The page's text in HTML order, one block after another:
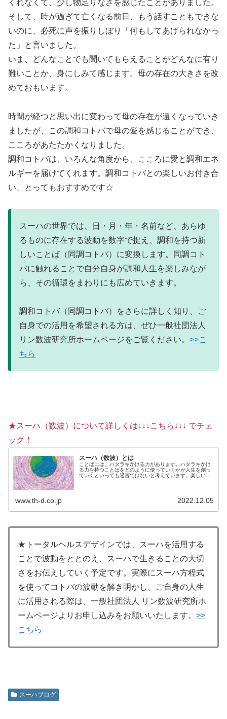
くれなくて、少し物足りなさを感じたことがありました。
そして、時が過ぎて亡くなる前日、もう話すこともできな
いのに、必死に声を振りしぼり「何もしてあげられなかっ
た」と言いました。
いま、どんなことでも聞いてもらえることがどんなに有り
難いことか、身にしみて感じます。母の存在の大きさを改
めておもいます。
時間が経つと思い出に変わって母の存在が遠くなっていき
ましたが、この調和コトバで母の愛を感じることができ、
こころがあたたかくなりました。
調和コトバは、いろんな角度から、こころに愛と調和エネ
ルギーを届けてくれます。調和コトバとの楽しいお付き合
い、とってもおすすめです☆
スーハの世界では、日・月・年・名前など、あらゆ
るものに存在する波動を数字で捉え、調和を持つ新
しいことば（同調コトバ）に変換します。同調コト
バに触れることで自分自身が調和人生を楽しみなが
ら、その循環をまわりにも広めていきます。
調和コトバ（同調コトバ）をさらに詳しく知り、ご
自身での活用を希望される方は、ぜひ一般社団法人
リン数波研究所ホームページをご覧ください。 >>こ
ちら
★スーハ（数波）について詳しくは↓↓↓こちら↓↓↓ でチェ
ック！
スーハ（数波）とは
ことばには、ハタラキかける力があります。ハタラキかけ
る力を持つことばをどのように使っていくかが人生を創っ
ていくといっても過言ではないと考えています。楽しいこ
www.th-d.co.jp 2022.12.05
★トータルヘルスデザインでは、スーハを活用する
ことで波動をととのえ、スーハで生きることの大切
さをお伝えしていく予定です。実際にスーハ方程式
を使ってコトバの波動を解き明かし、ご自身の人生
に活用される際は、一般社団法人 リン数波研究所ホ
ームページよりお申し込みをお願いいたします。 >>
こちら
スーハブログ